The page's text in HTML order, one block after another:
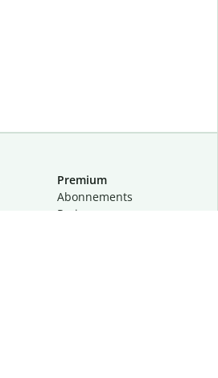
Premium
Abon­ne­ments
Preise